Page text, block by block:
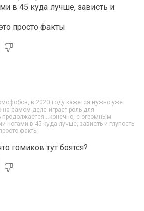
в 45 куда лучше, зависть и
просто факты
в 2020 году кажется нужно уже
на самом деле играет роль для
продолжается…конечно, с огромным
ногами в 45 куда лучше, зависть и глупость
факты
гомиков тут боятся?